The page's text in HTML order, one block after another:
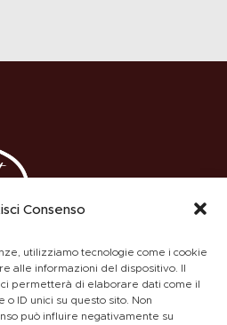
Consenso
utilizziamo tecnologie come i cookie
alle informazioni del dispositivo. Il
permetterà di elaborare dati come il
ID unici su questo sito. Non
può influire negativamente su
POLICY